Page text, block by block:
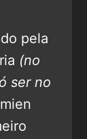
pela
(no
ser no